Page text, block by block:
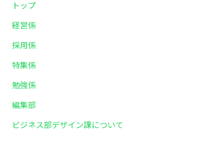
トップ
経営係
採用係
特集係
勉強係
編集部
ビジネス部デザイン課について